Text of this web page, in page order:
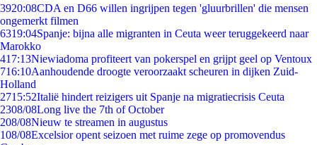
3920:08CDA en D66 willen ingrijpen tegen 'gluurbrillen' die mensen
ongemerkt filmen
6319:04Spanje: bijna alle migranten in Ceuta weer teruggekeerd naar
Marokko
417:13Niewiadoma profiteert van pokerspel en grijpt geel op Ventoux
716:10Aanhoudende droogte veroorzaakt scheuren in dijken Zuid-
Holland
2715:52Italië hindert reizigers uit Spanje na migratiecrisis Ceuta
2308/08Long live the 7th of October
208/08Nieuw te streamen in augustus
108/08Excelsior opent seizoen met ruime zege op promovendus